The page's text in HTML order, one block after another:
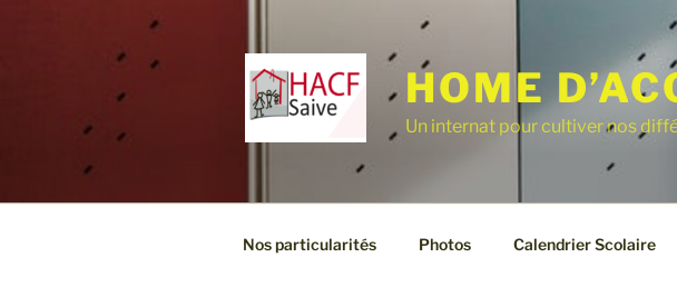
HOME
Un internat pour cultiver nos
Nos particularités Photos Calendrier Scolaire